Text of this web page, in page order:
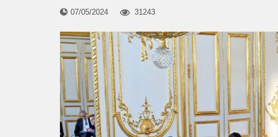
07/05/2024 31243